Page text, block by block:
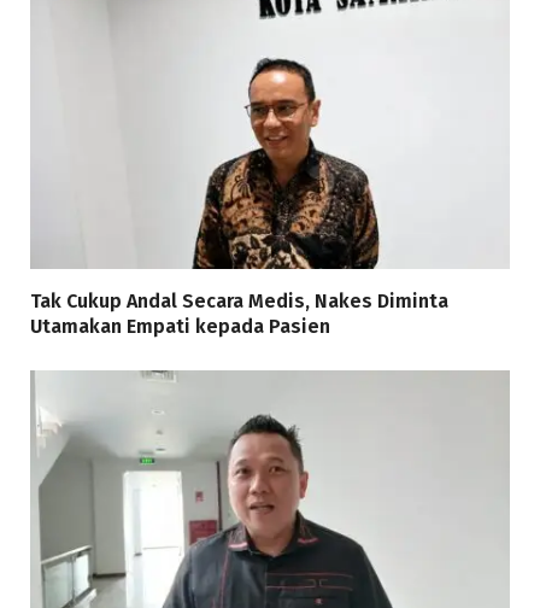
Tak Cukup Andal Secara Medis, Nakes Diminta
Utamakan Empati kepada Pasien